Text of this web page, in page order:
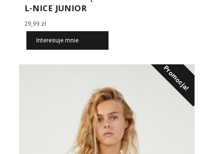
L-NICE JUNIOR
29,99 zł
Interesuje mnie
Promocja!